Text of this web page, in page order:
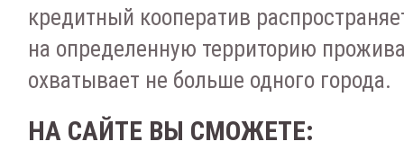
кредитный кооператив
на определенную территорию
охватывает не больше одного города.
НА САЙТЕ ВЫ СМОЖЕТЕ: